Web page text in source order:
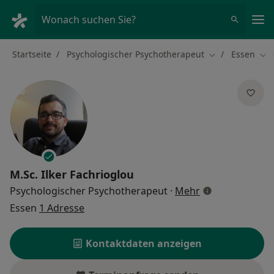
Wonach suchen Sie?
Startseite Psychologischer Psychotherapeut Stadt ändern
Essen
M.Sc. Ilker Fachrioglou
Psychologischer Psychotherapeut · Mehrüber
Essen 1 Adresse
Kontaktdaten anzeigen